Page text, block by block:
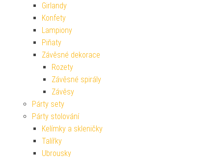
Girlandy
Konfety
Lampiony
Piňaty
Závěsné dekorace
Rozety
Závěsné spirály
Závěsy
Párty sety
Párty stolování
Kelímky a skleničky
Talířky
Ubrousky